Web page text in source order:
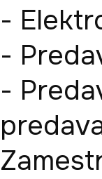
-
-
-